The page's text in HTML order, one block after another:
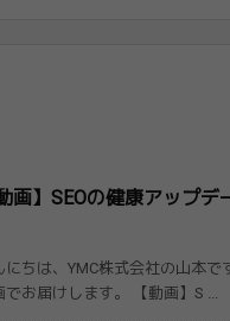
動画】SEOの健康アップデ
にちは、YMC株式会社の山本で
でお届けします。 【動画】S ...